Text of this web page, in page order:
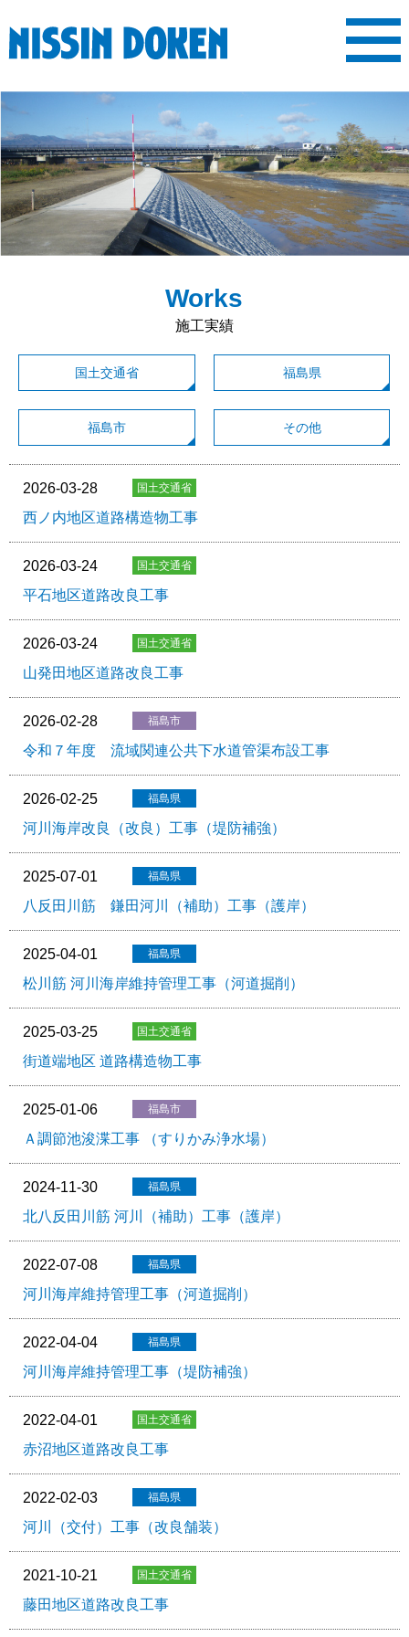
Works
施工実績
国土交通省 福島県
福島市 その他
2026-03-28
西ノ内地区道路構造物工事
2026-03-24
平石地区道路改良工事
2026-03-24
山発田地区道路改良工事
2026-02-28
令和７年度 流域関連公共下水道管渠布設工事
2026-02-25
河川海岸改良（改良）工事（堤防補強）
2025-07-01
八反田川筋 鎌田河川（補助）工事（護岸）
2025-04-01
松川筋 河川海岸維持管理工事（河道掘削）
2025-03-25
街道端地区 道路構造物工事
2025-01-06
Ａ調節池浚渫工事 （すりかみ浄水場）
2024-11-30
北八反田川筋 河川（補助）工事（護岸）
2022-07-08
河川海岸維持管理工事（河道掘削）
2022-04-04
河川海岸維持管理工事（堤防補強）
2022-04-01
赤沼地区道路改良工事
2022-02-03
河川（交付）工事（改良舗装）
2021-10-21
藤田地区道路改良工事